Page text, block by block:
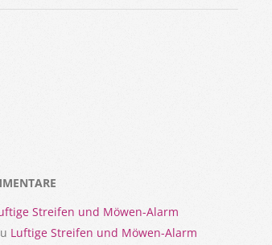
Streifen und Möwen-Alarm
Luftige Streifen und Möwen-Alarm